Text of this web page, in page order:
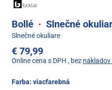
Bollé · Slnečné
Slnečné okuliare
€ 79,99
Online cena s DPH , bez
Farba: viacfarebná